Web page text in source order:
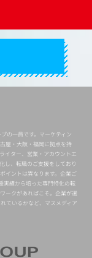
の一員です。マーケティン
屋・大阪・福岡に拠点を持
イター、営業・アカウントエ
し、転職のご支援をしており
イントは異なります。企業ご
実績から培った専門特化の転
ークがあればこそ。企業が選
ているかなど、マスメディア